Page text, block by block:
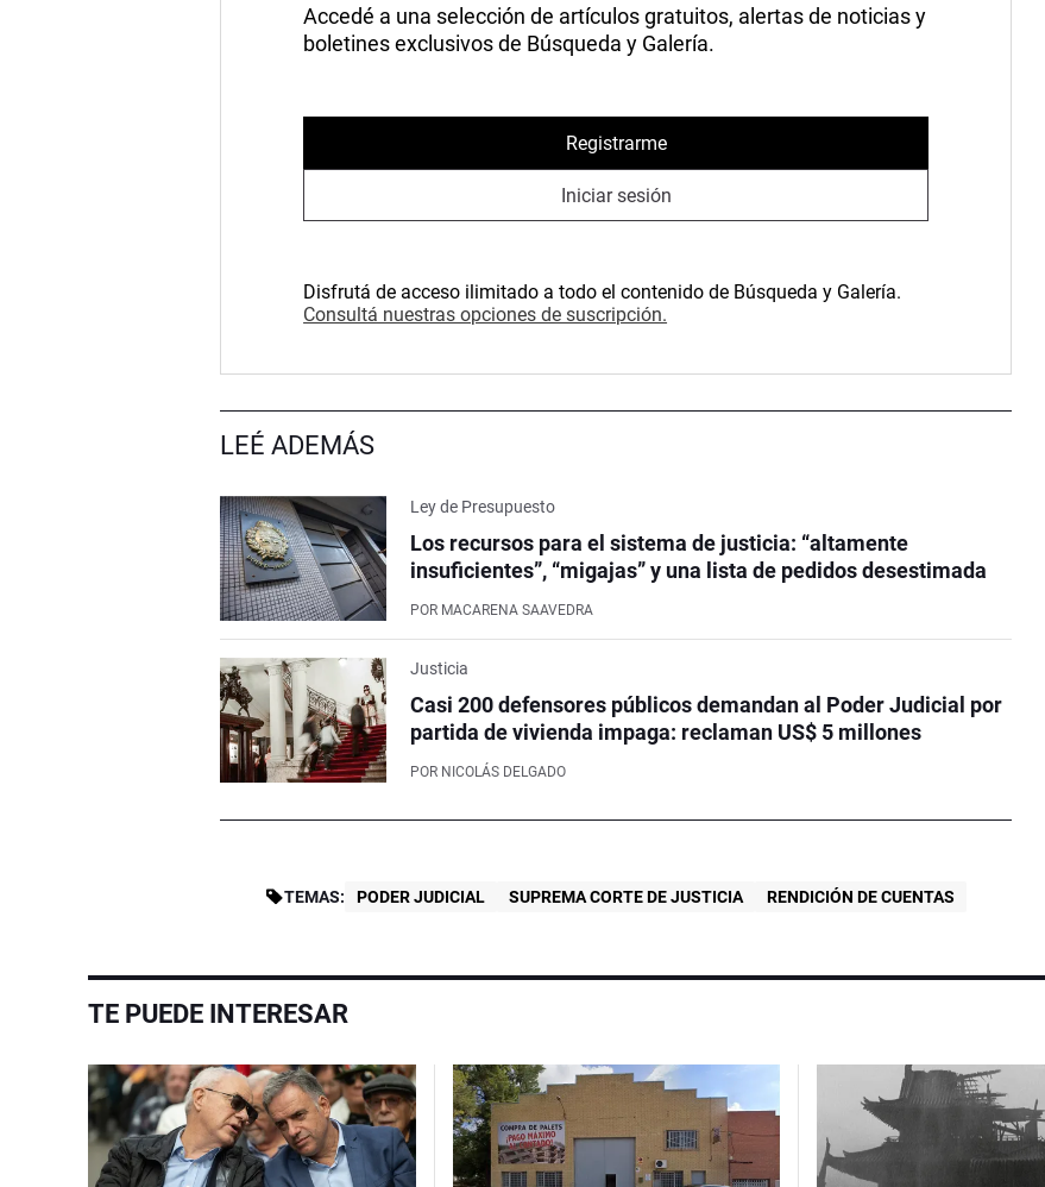
Accedé a una selección de artículos gratuitos, alertas de noticias y
boletines exclusivos de Búsqueda y Galería.
Registrarme
Iniciar sesión
Disfrutá de acceso ilimitado a todo el contenido de Búsqueda y Galería.
Consultá nuestras opciones de suscripción.
LEÉ ADEMÁS
Ley de Presupuesto
Los recursos para el sistema de justicia: “altamente
insuficientes”, “migajas” y una lista de pedidos desestimada
POR MACARENA SAAVEDRA
Justicia
Casi 200 defensores públicos demandan al Poder Judicial por
partida de vivienda impaga: reclaman US$ 5 millones
POR NICOLÁS DELGADO
TEMAS: PODER JUDICIAL SUPREMA CORTE DE JUSTICIA RENDICIÓN DE CUENTAS
TE PUEDE INTERESAR